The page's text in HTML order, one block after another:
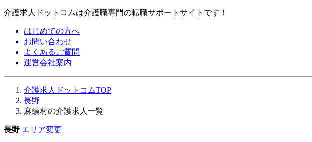
介護求人ドットコムは介護職専門の転職サポートサイトです！
はじめての方へ
お問い合わせ
よくあるご質問
運営会社案内
介護求人ドットコムTOP
長野
麻績村の介護求人一覧
長野 エリア変更